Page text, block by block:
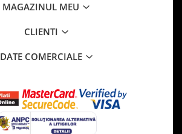
MAGAZINUL MEU
CLIENTI
DATE COMERCIALE